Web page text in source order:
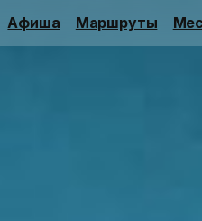
Афиша Маршруты